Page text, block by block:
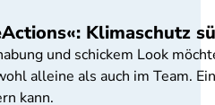
Klimaschutz
und schickem Look
alleine als auch im Team.
kann.